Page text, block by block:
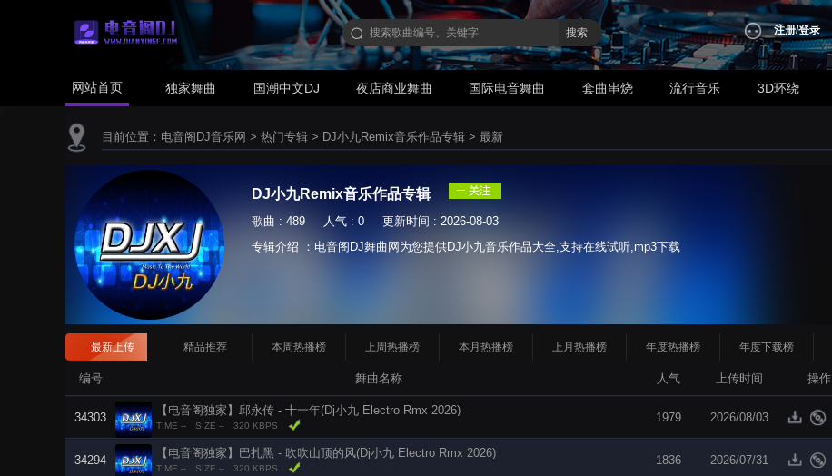
搜索 注册/登录
网站首页 独家舞曲 国潮中文DJ 夜店商业舞曲 国际电音舞曲 套曲串烧 流行音乐 3D环绕
目前位置： 电音阁DJ音乐网 > 热门专辑 > DJ小九Remix音乐作品专辑 > 最新
DJ小九Remix音乐作品专辑
歌曲 : 489 人气 : 0 更新时间 : 2026-08-03
专辑介绍 ：电音阁DJ舞曲网为您提供DJ小九音乐作品大全,支持在线试听,mp3下载
最新上传 精品推荐 本周热播榜 上周热播榜 本月热播榜 上月热播榜 年度热播榜 年度下载榜
编号 舞曲名称 人气 上传时间 操作
34303
【电音阁独家】邱永传 - 十一年(Dj小九 Electro Rmx 2026)
TIME -- SIZE -- 320 KBPS
1979 2026/08/03
34294
【电音阁独家】巴扎黑 - 吹吹山顶的风(Dj小九 Electro Rmx 2026)
TIME -- SIZE -- 320 KBPS
1836 2026/07/31